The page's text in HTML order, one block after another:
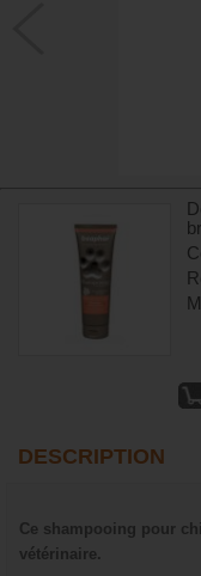
DESCRIPTION
Ce shampooing pour
vétérinaire.